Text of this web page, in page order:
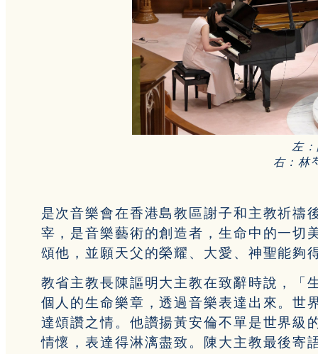
左：
右： 林
是次音樂會在香港島教區謝子和主教祈禱
宰，是音樂藝術的創造者，生命中的一切
頌他，並願天父的榮耀、大愛、神聖能夠
教省主教長陳謳明大主教在致辭時說，「
個人的生命樂章，透過音樂表達出來。世
達頌讚之情。他讚揚黃安倫不單是世界級
情懷，表達得淋漓盡致。陳大主教最後寄